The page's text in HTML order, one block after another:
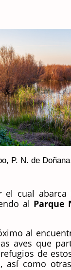
P. N. de
cual abarca
al Parque
al
aves que
de
así como